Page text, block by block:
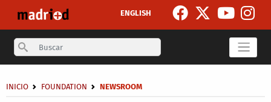
ENGLISH
Search
Breadcrumb
INICIO FOUNDATION NEWSROOM